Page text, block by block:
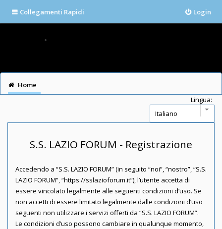
Collegamenti Rapidi Login
Home
Lingua:
S.S. LAZIO FORUM - Registrazione
Accedendo a “S.S. LAZIO FORUM” (in seguito “noi”, “nostro”, “S.S.
LAZIO FORUM”, “https://sslazioforum.it”), l’utente accetta di
essere vincolato legalmente alle seguenti condizioni d’uso. Se
non accetti di essere limitato legalmente dalle condizioni d’uso
seguenti non utilizzare i servizi offerti da “S.S. LAZIO FORUM”.
Le condizioni d’uso possono cambiare in qualunque momento,